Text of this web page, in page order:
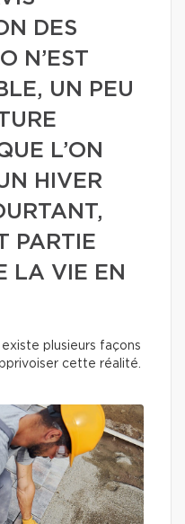
DES
N’EST
UN PEU
L’ON
HIVER
PARTIE
LA VIE EN
existe plusieurs façons
cette réalité.